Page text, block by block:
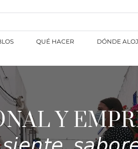
QUÉ HACER DÓNDE
Y